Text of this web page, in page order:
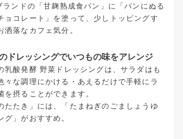
ランドの「甘麹熟成食パン」に「パンにぬる
ョコレート」を塗って、少しトッピングす
洒落なカフェ気分。
ドレッシングでいつもの味をアレンジ
乳酸発酵 野菜ドレッシングは、サラダはも
々な調理にかける・あえるだけで手軽にラ
を摂ることができます。
たたき」には、「たまねぎのごましょうゆ
グ」がおすすめ。